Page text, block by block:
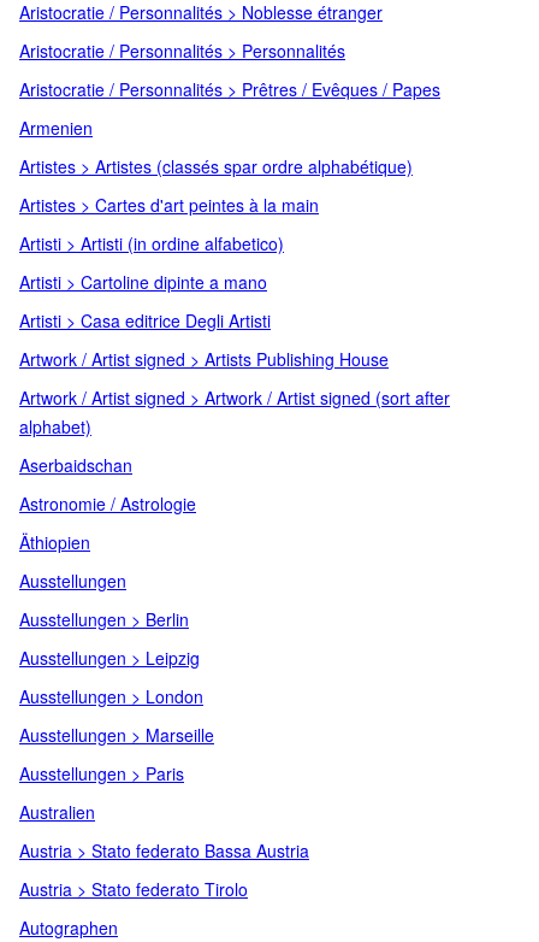
Aristocratie / Personnalités > Noblesse étranger
Aristocratie / Personnalités > Personnalités
Aristocratie / Personnalités > Prêtres / Evêques / Papes
Armenien
Artistes > Artistes (classés spar ordre alphabétique)
Artistes > Cartes d'art peintes à la main
Artisti > Artisti (in ordine alfabetico)
Artisti > Cartoline dipinte a mano
Artisti > Casa editrice Degli Artisti
Artwork / Artist signed > Artists Publishing House
Artwork / Artist signed > Artwork / Artist signed (sort after
alphabet)
Aserbaidschan
Astronomie / Astrologie
Äthiopien
Ausstellungen
Ausstellungen > Berlin
Ausstellungen > Leipzig
Ausstellungen > London
Ausstellungen > Marseille
Ausstellungen > Paris
Australien
Austria > Stato federato Bassa Austria
Austria > Stato federato Tirolo
Autographen